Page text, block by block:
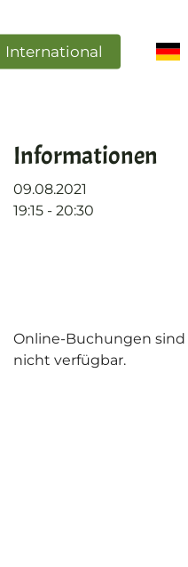
International
Informationen
09.08.2021
19:15 - 20:30
Online-Buchungen
nicht verfügbar.